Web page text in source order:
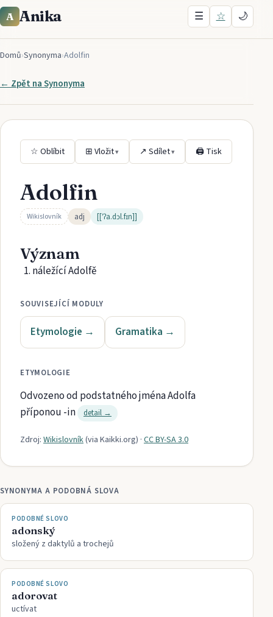
A Anika ☰ ☆ 🌙
Domů›Synonyma›Adolfin
← Zpět naSynonyma
☆ Oblíbit ⊞ Vložit▾ ↗ Sdílet▾ 🖨 Tisk
Adolfin
Wikislovník adj [[ˈʔa.dɔl.fɪn]]
Význam
náležící Adolfě
SOUVISEJÍCÍ MODULY
Etymologie → Gramatika →
ETYMOLOGIE
Odvozeno od podstatného jména Adolfa
příponou -in
detail →
Zdroj: Wikislovník(via Kaikki.org) · CC BY-SA 3.0
SYNONYMA A PODOBNÁ SLOVA
PODOBNÉ SLOVO
adonský
složený z daktylů a trochejů
PODOBNÉ SLOVO
adorovat
uctívat